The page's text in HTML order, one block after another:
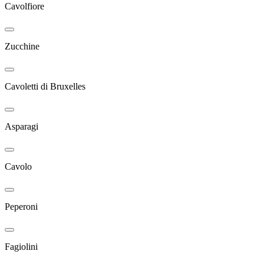
Cavolfiore
Zucchine
Cavoletti di Bruxelles
Asparagi
Cavolo
Peperoni
Fagiolini